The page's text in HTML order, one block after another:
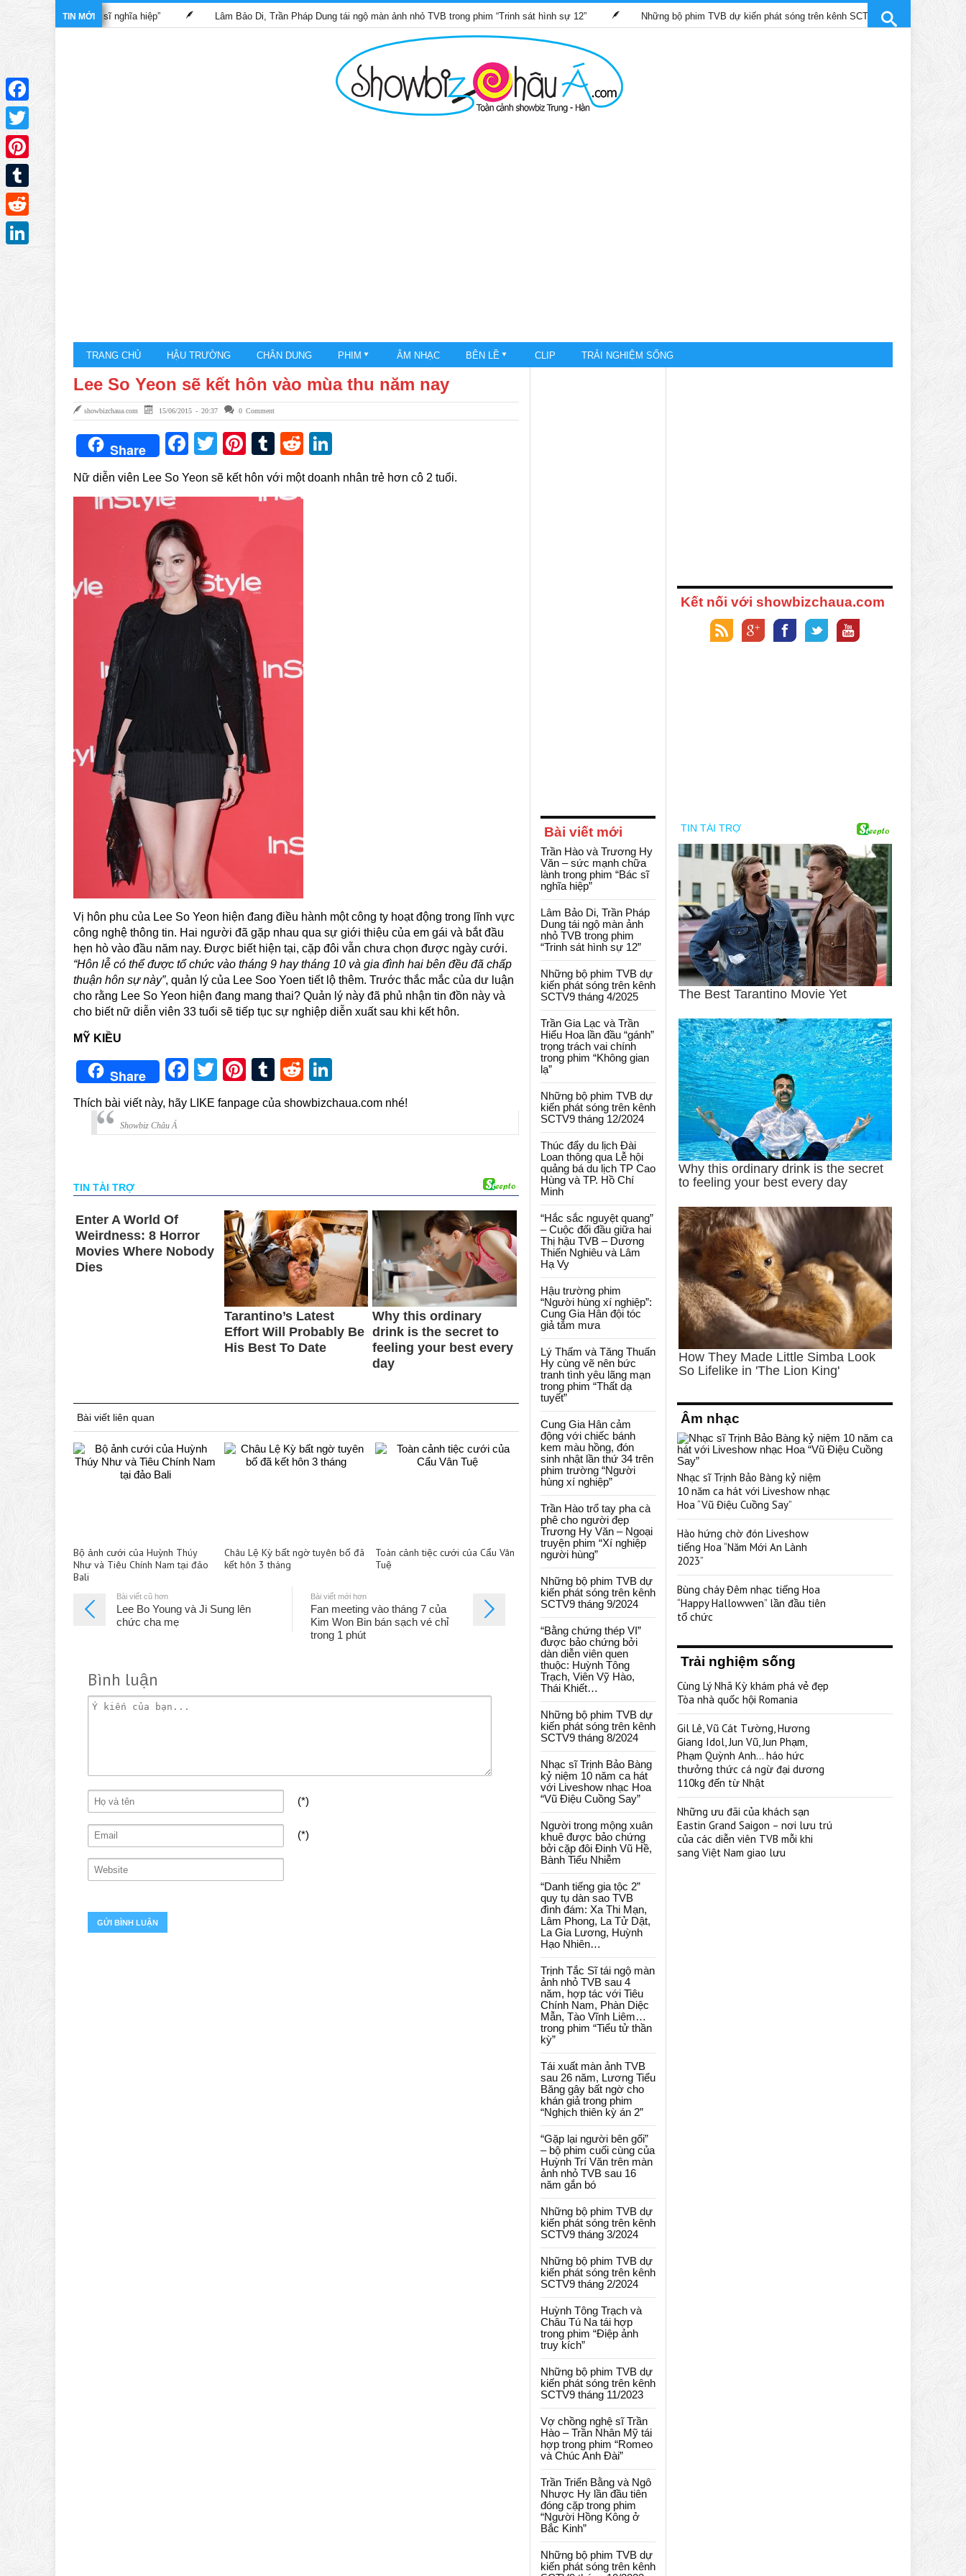
TIN MỚI
phim “Bác sĩ nghĩa hiệp” Lâm Bảo Di, Trần Pháp Dung tái ngộ màn ảnh nhỏ TVB trong phim “Trinh sát hình sự 12” Những bộ phim TVB dự kiến phát sóng trên kênh SCTV9 tháng 4/2025
TRANG CHỦ HẬU TRƯỜNG CHÂN DUNG PHIM ÂM NHẠC BÊN LỀ CLIP TRẢI NGHIỆM SỐNG
Lee So Yeon sẽ kết hôn vào mùa thu năm nay
showbizchaua.com 15/06/2015 - 20:37 0 Comment
Share Facebook
TwitterPinterest
TumblrReddit
Nữ diễn viên Lee So Yeon sẽ kết hôn với một doanh nhân trẻ hơn cô 2 tuổi.
Vị hôn phu của Lee So Yeon hiện đang điều hành một công ty hoạt động trong lĩnh vực
công nghệ thông tin. Hai người đã gặp nhau qua sự giới thiệu của em gái và bắt đầu
hẹn hò vào đầu năm nay. Được biết hiện tại, cặp đôi vẫn chưa chọn được ngày cưới.
“Hôn lễ có thể được tổ chức vào tháng 9 hay tháng 10 và gia đình hai bên đều đã chấp
thuận hôn sự này”, quản lý của Lee Soo Yoen tiết lộ thêm. Trước thắc mắc của dư luận
cho rằng Lee So Yeon hiện đang mang thai? Quản lý này đã phủ nhận tin đồn này và
cho biết nữ diễn viên 33 tuổi sẽ tiếp tục sự nghiệp diễn xuất sau khi kết hôn.
MỸ KIỀU
Share Facebook
TwitterPinterest
TumblrReddit
Thích bài viết này, hãy LIKE fanpage của showbizchaua.com nhé!
Showbiz Châu Á
Bài viết liên quan
Bộ ảnh cưới của Huỳnh Thúy
Như và Tiêu Chính Nam tại đảo
Bali
Châu Lệ Kỳ bất ngờ tuyên bố đã
kết hôn 3 tháng
Toàn cảnh tiệc cưới của Cẩu Vân
Tuệ
Bài viết cũ hơn
Lee Bo Young và Ji Sung lên
chức cha mẹ
Bài viết mới hơn
Fan meeting vào tháng 7 của
Kim Won Bin bán sạch vé chỉ
trong 1 phút
Bình luận
(*)
(*)
Bài viết mới
Trần Hào và Trương Hy
Văn – sức mạnh chữa
lành trong phim “Bác sĩ
nghĩa hiệp”
Lâm Bảo Di, Trần Pháp
Dung tái ngộ màn ảnh
nhỏ TVB trong phim
“Trinh sát hình sự 12”
Những bộ phim TVB dự
kiến phát sóng trên kênh
SCTV9 tháng 4/2025
Trần Gia Lạc và Trần
Hiểu Hoa lần đầu “gánh”
trọng trách vai chính
trong phim “Không gian
lạ”
Những bộ phim TVB dự
kiến phát sóng trên kênh
SCTV9 tháng 12/2024
Thúc đẩy du lịch Đài
Loan thông qua Lễ hội
quảng bá du lịch TP Cao
Hùng và TP. Hồ Chí
Minh
“Hắc sắc nguyệt quang”
– Cuộc đối đầu giữa hai
Thị hậu TVB – Dương
Thiến Nghiêu và Lâm
Hạ Vy
Hậu trường phim
“Người hùng xí nghiệp”:
Cung Gia Hân đội tóc
giả tắm mưa
Lý Thấm và Tăng Thuấn
Hy cùng vẽ nên bức
tranh tình yêu lãng mạn
trong phim “Thất dạ
tuyết”
Cung Gia Hân cảm
động với chiếc bánh
kem màu hồng, đón
sinh nhật lần thứ 34 trên
phim trường “Người
hùng xí nghiệp”
Trần Hào trổ tay pha cà
phê cho người đẹp
Trương Hy Văn – Ngoại
truyện phim “Xí nghiệp
người hùng”
Những bộ phim TVB dự
kiến phát sóng trên kênh
SCTV9 tháng 9/2024
“Bằng chứng thép VI”
được bảo chứng bởi
dàn diễn viên quen
thuộc: Huỳnh Tông
Trạch, Viên Vỹ Hào,
Thái Khiết…
Những bộ phim TVB dự
kiến phát sóng trên kênh
SCTV9 tháng 8/2024
Nhạc sĩ Trịnh Bảo Bàng
kỷ niệm 10 năm ca hát
với Liveshow nhạc Hoa
“Vũ Điệu Cuồng Say”
Người trong mộng xuân
khuê được bảo chứng
bởi cặp đôi Đinh Vũ Hề,
Bành Tiểu Nhiễm
“Danh tiếng gia tộc 2”
quy tụ dàn sao TVB
đình đám: Xa Thi Mạn,
Lâm Phong, La Tử Dật,
La Gia Lương, Huỳnh
Hạo Nhiên…
Trịnh Tắc Sĩ tái ngộ màn
ảnh nhỏ TVB sau 4
năm, hợp tác với Tiêu
Chính Nam, Phàn Diệc
Mẫn, Tào Vĩnh Liêm…
trong phim “Tiểu tử thần
kỳ”
Tái xuất màn ảnh TVB
sau 26 năm, Lương Tiểu
Băng gây bất ngờ cho
khán giả trong phim
“Nghịch thiên kỳ án 2”
“Gặp lại người bên gối”
– bộ phim cuối cùng của
Huỳnh Trí Văn trên màn
ảnh nhỏ TVB sau 16
năm gắn bó
Những bộ phim TVB dự
kiến phát sóng trên kênh
SCTV9 tháng 3/2024
Những bộ phim TVB dự
kiến phát sóng trên kênh
SCTV9 tháng 2/2024
Huỳnh Tông Trạch và
Châu Tú Na tái hợp
trong phim “Điệp ảnh
truy kích”
Những bộ phim TVB dự
kiến phát sóng trên kênh
SCTV9 tháng 11/2023
Vợ chồng nghệ sĩ Trần
Hào – Trần Nhân Mỹ tái
hợp trong phim “Romeo
và Chúc Anh Đài”
Trần Triển Bằng và Ngô
Nhược Hy lần đầu tiên
đóng cặp trong phim
“Người Hồng Kông ở
Bắc Kinh”
Những bộ phim TVB dự
kiến phát sóng trên kênh
Kết nối với showbizchaua.com
Âm nhạc
Nhạc sĩ Trịnh Bảo Bàng kỷ niệm
10 năm ca hát với Liveshow nhạc
Hoa “Vũ Điệu Cuồng Say”
Hào hứng chờ đón Liveshow
tiếng Hoa “Năm Mới An Lành
2023”
Bùng cháy Đêm nhạc tiếng Hoa
“Happy Hallowwen” lần đầu tiên
tổ chức
Trải nghiệm sống
Cùng Lý Nhã Kỳ khám phá vẻ đẹp
Tòa nhà quốc hội Romania
Gil Lê, Vũ Cát Tường, Hương
Giang Idol, Jun Vũ, Jun Phạm,
Phạm Quỳnh Anh… háo hức
thưởng thức cá ngừ đại dương
110kg đến từ Nhật
Những ưu đãi của khách sạn
Eastin Grand Saigon – nơi lưu trú
của các diễn viên TVB mỗi khi
sang Việt Nam giao lưu
Facebook
Twitter
Pinterest
Tumblr
Reddit